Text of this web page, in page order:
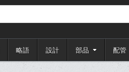
略語 設計 部品 配管